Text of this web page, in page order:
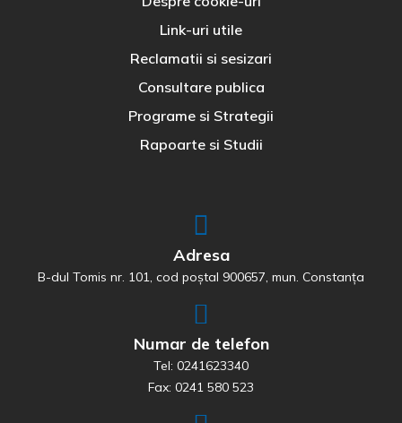
Link-uri utile
Reclamatii si sesizari
Consultare publica
Programe si Strategii
Rapoarte si Studii
Adresa
B-dul Tomis nr. 101, cod poștal 900657, mun. Constanța
Numar de telefon
Tel: 0241623340
Fax: 0241 580 523